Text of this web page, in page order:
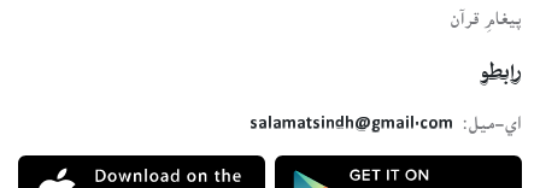
پيغامِ قرآن
رابطو
اي-ميل:
salamatsindh@gmail.com